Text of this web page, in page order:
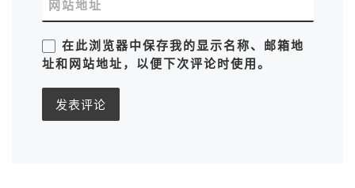
网站地址
在此浏览器中保存我的显示名称、邮箱地
址和网站地址，以便下次评论时使用。